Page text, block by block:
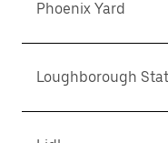
Phoenix Yard
Loughborough